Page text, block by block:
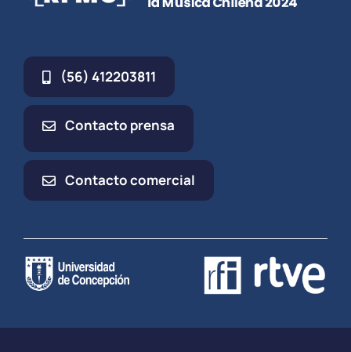
(56) 412203811
Contacto prensa
Contacto comercial